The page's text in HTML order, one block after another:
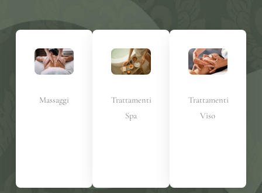
Massaggi
Trattamenti
Spa
Trattamenti
Viso